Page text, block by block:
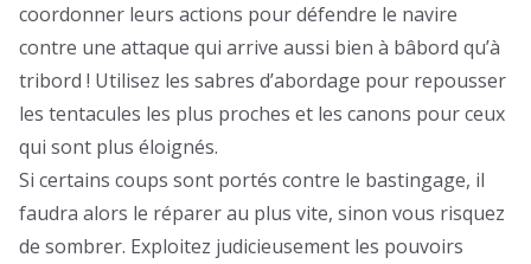
coordonner leurs actions pour défendre le navire
contre une attaque qui arrive aussi bien à bâbord qu’à
tribord ! Utilisez les sabres d’abordage pour repousser
les tentacules les plus proches et les canons pour ceux
qui sont plus éloignés.
Si certains coups sont portés contre le bastingage, il
faudra alors le réparer au plus vite, sinon vous risquez
de sombrer. Exploitez judicieusement les pouvoirs